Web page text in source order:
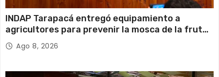
INDAP Tarapacá entregó equipamiento a
agricultores para prevenir la mosca de la fruta
en Pica
Ago 8, 2026